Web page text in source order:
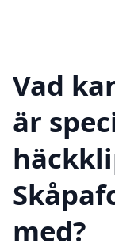
Vad
är
med?